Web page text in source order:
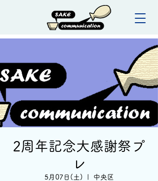
2周年記念大感謝祭プ
レ
5月07日(土) 中央区